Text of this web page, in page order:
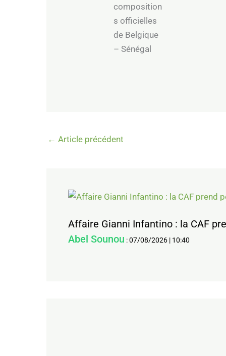
← Article précédent
Affaire Gianni Infantino : la CAF
Abel Sounou :07/08/2026| 10:40